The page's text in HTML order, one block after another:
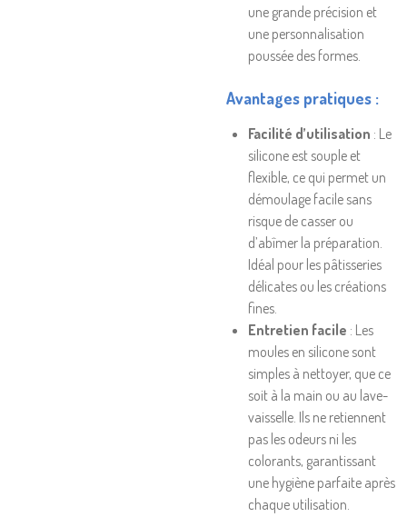
une grande précision et
une personnalisation
poussée des formes.
Avantages pratiques :
Facilité d’utilisation : Le
silicone est souple et
flexible, ce qui permet un
démoulage facile sans
risque de casser ou
d’abîmer la préparation.
Idéal pour les pâtisseries
délicates ou les créations
fines.
Entretien facile : Les
moules en silicone sont
simples à nettoyer, que ce
soit à la main ou au lave-
vaisselle. Ils ne retiennent
pas les odeurs ni les
colorants, garantissant
une hygiène parfaite après
chaque utilisation.